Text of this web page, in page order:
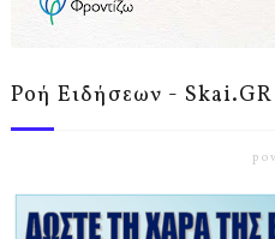
Ροή Ειδήσεων - Skai.GR